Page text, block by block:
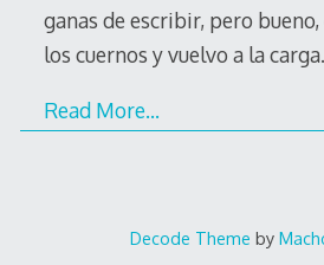
ganas de escribir, pero
los cuernos y vuelvo a la
Read More…
Decode Theme by